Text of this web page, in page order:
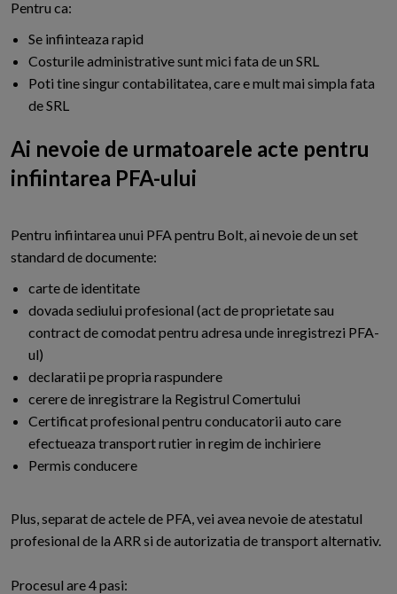
Pentru ca:
Se infiinteaza rapid
Costurile administrative sunt mici fata de un SRL
Poti tine singur contabilitatea, care e mult mai simpla fata
de SRL
Ai nevoie de urmatoarele acte pentru
infiintarea PFA-ului
Pentru infiintarea unui PFA pentru Bolt, ai nevoie de un set
standard de documente:
carte de identitate
dovada sediului profesional (act de proprietate sau
contract de comodat pentru adresa unde inregistrezi PFA-
ul)
declaratii pe propria raspundere
cerere de inregistrare la Registrul Comertului
Certificat profesional pentru conducatorii auto care
efectueaza transport rutier in regim de inchiriere
Permis conducere
Plus, separat de actele de PFA, vei avea nevoie de atestatul
profesional de la ARR si de autorizatia de transport alternativ.
Procesul are 4 pasi: